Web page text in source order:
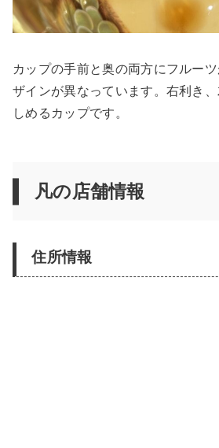
カップの手前と奥の両方にフルー
ザインが異なっています。右利き
しめるカップです。
凡の店舗情報
住所情報